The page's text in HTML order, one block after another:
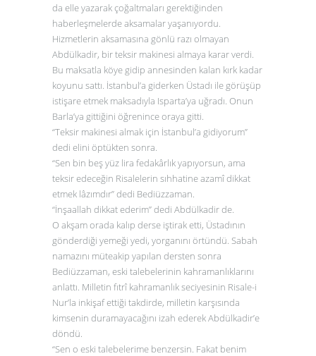
da elle yazarak çoğaltmaları gerektiğinden
haberleşmelerde aksamalar yaşanıyordu.
Hizmetlerin aksamasına gönlü razı olmayan
Abdülkadir, bir teksir makinesi almaya karar verdi.
Bu maksatla köye gidip annesinden kalan kırk kadar
koyunu sattı. İstanbul’a giderken Üstadı ile görüşüp
istişare etmek maksadıyla Isparta’ya uğradı. Onun
Barla’ya gittiğini öğrenince oraya gitti.
“Teksir makinesi almak için İstanbul’a gidiyorum”
dedi elini öptükten sonra.
“Sen bin beş yüz lira fedakârlık yapıyorsun, ama
teksir edeceğin Risalelerin sıhhatine azamî dikkat
etmek lâzımdır” dedi Bediüzzaman.
“İnşaallah dikkat ederim” dedi Abdülkadir de.
O akşam orada kalıp derse iştirak etti, Üstadının
gönderdiği yemeği yedi, yorganını örtündü. Sabah
namazını müteakip yapılan dersten sonra
Bediüzzaman, eski talebelerinin kahramanlıklarını
anlattı. Milletin fıtrî kahramanlık seciyesinin Risale-i
Nur’la inkişaf ettiği takdirde, milletin karşısında
kimsenin duramayacağını izah ederek Abdülkadir’e
döndü.
“Sen o eski talebelerime benzersin. Fakat benim